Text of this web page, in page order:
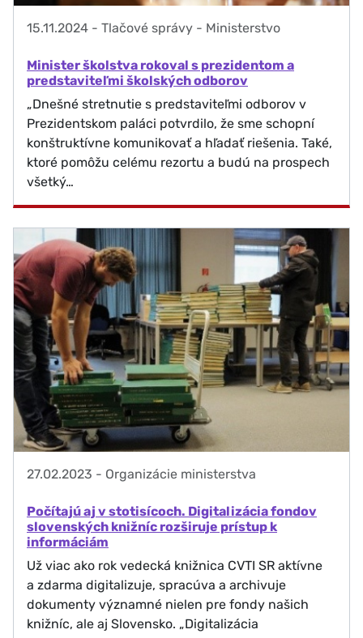
15.11.2024 - Tlačové správy - Ministerstvo
Minister školstva rokoval s prezidentom a
predstaviteľmi školských odborov
„Dnešné stretnutie s predstaviteľmi odborov v
Prezidentskom paláci potvrdilo, že sme schopní
konštruktívne komunikovať a hľadať riešenia. Také,
ktoré pomôžu celému rezortu a budú na prospech
všetký…
27.02.2023 - Organizácie ministerstva
Počítajú aj v stotisícoch. Digitalizácia fondov
slovenských knižníc rozširuje prístup k
informáciám
Už viac ako rok vedecká knižnica CVTI SR aktívne
a zdarma digitalizuje, spracúva a archivuje
dokumenty významné nielen pre fondy našich
knižníc, ale aj Slovensko. „Digitalizácia